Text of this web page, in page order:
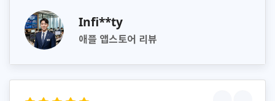
Infi**ty
애플 앱스토어 리뷰